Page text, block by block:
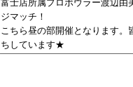
富士店所属プロボウラー渡辺由
ジマッチ！
こちら昼の部開催となります。
ちしています★